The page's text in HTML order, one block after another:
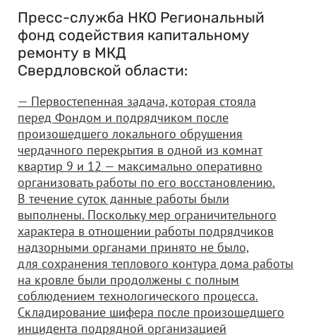
Пресс-служба НКО Региональный
фонд содействия капитальному
ремонту в МКД
Свердловской области:
— Первостепенная задача, которая стояла
перед Фондом и подрядчиком после
произошедшего локального обрушения
чердачного перекрытия в одной из комнат
квартир 9 и 12 — максимально оперативно
организовать работы по его восстановлению.
В течение суток данные работы были
выполнены. Поскольку мер ограничительного
характера в отношении работы подрядчиков
надзорными органами принято не было,
для сохранения теплового контура дома работы
на кровле были продолжены с полным
соблюдением технологического процесса.
Складирование шифера после произошедшего
инцидента подрядной организацией